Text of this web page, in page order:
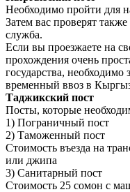
Необходимо пройти для
Затем вас проверят
служба.
Если вы проезжаете на
прохождения очень
государства,
временный ввоз в
Таджикский пост
Посты, которые
1) Пограничный пост
2) Таможенный пост
Стоимость въезда на
или джипа
3) Санитарный пост
Стоимость 25 сомон с